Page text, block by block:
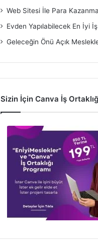
Web Sitesi İle Para
Evden Yapılabilecek En İyi
Geleceğin Önü Açık
Sizin İçin Canva İş